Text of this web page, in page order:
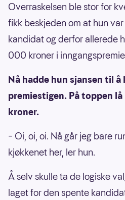
Overraskelsen ble stor for
fikk beskjeden om at hun
kandidat og derfor allerede
000 kroner i
Nå hadde hun sjansen til
premiestigen. På toppen
kroner.
– Oi, oi, oi. Nå går jeg bare
kjøkkenet her, ler hun.
Å selv skulle ta de logiske
laget for den spente